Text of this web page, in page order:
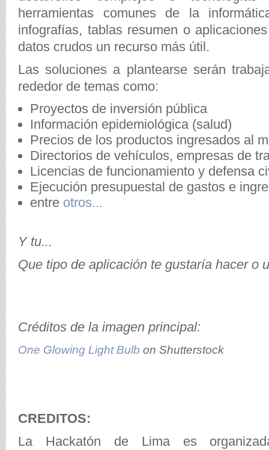
herramientas comunes de la
infografías, tablas resumen o
datos crudos un recurso más útil.
Las soluciones a plantearse serán
rededor de temas como:
Proyectos de inversión pública
Información epidemiológica (salud)
Precios de los productos ingresados al
Directorios de vehículos, empresas de
Licencias de funcionamiento y defensa
Ejecución presupuestal de gastos e
entre otros...
Y tu...
Que tipo de aplicación te gustaría hacer o
Créditos de la imagen principal:
One Glowing Light Bulb on Shutterstock
CREDITOS:
La Hackatón de Lima es